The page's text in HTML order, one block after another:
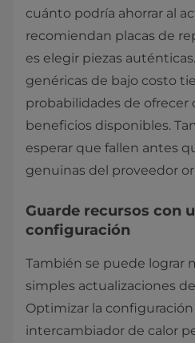
cuánto podría ahorrar al
recomiendan placas de
es elegir piezas
genéricas de bajo costo
probabilidades de
beneficios disponibles.
esperar que fallen antes
genuinas del proveedor
Guarde recursos con
configuración
También se puede lograr
simples actualizaciones
Optimizar la
intercambiador de calor